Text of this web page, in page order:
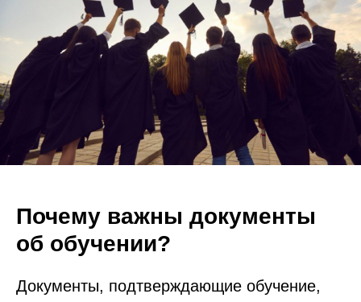
Почему важны документы
об обучении?
Документы, подтверждающие обучение,